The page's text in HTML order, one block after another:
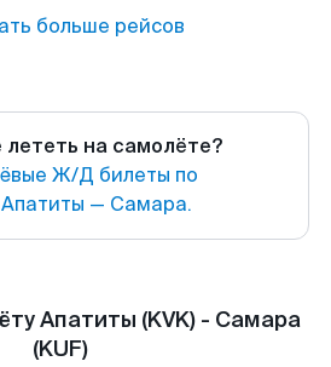
больше рейсов
лететь на самолёте?
Ж/Д билеты по
— Самара.
Апатиты (KVK) - Самара
(KUF)